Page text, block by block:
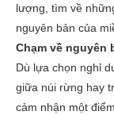
lượng, tìm về
nguyên bản của
Chạm về nguyên
Dù lựa chọn nghỉ
giữa núi rừng hay
cảm nhận một